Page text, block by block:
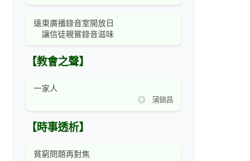
遠東廣播錄音室開放日
讓信徒親嘗錄音滋味
【教會之聲】
一家人
◎ 蒲錦昌
【時事透析】
貧窮問題再對焦